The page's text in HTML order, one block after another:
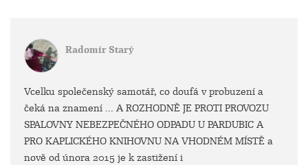
Radomír Starý
Vcelku společenský samotář, co doufá v probuzení a
čeká na znamení ... A ROZHODNĚ JE PROTI PROVOZU
SPALOVNY NEBEZPEČNÉHO ODPADU U PARDUBIC A
PRO KAPLICKÉHO KNIHOVNU NA VHODNÉM MÍSTĚ a
nově od února 2015 je k zastižení i